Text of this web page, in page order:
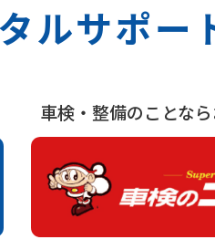
ルサポー
車検・整備のことな